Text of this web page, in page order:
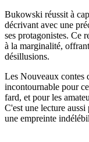
Bukowski réussit à
décrivant avec une
ses protagonistes. Ce
à la marginalité,
désillusions.
Les Nouveaux contes
incontournable pour
fard, et pour les
C'est une lecture
une empreinte